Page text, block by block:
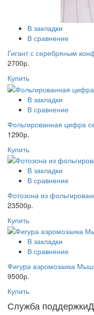
В закладки
В сравнение
Гигант с серебряным
2700р.
Купить
В закладки
В сравнение
Фольгированная цифра
1290р.
Купить
В закладки
В сравнение
Фотозона из
23500р.
Купить
В закладки
В сравнение
Фигура аэромозаика
9500р.
Купить
Служба поддержки